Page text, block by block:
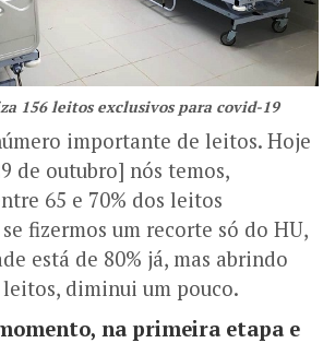
156 leitos exclusivos para covid-19
importante de leitos. Hoje
de outubro] nós temos,
65 e 70% dos leitos
fizermos um recorte só do HU,
está de 80% já, mas abrindo
leitos, diminui um pouco.
na primeira etapa e